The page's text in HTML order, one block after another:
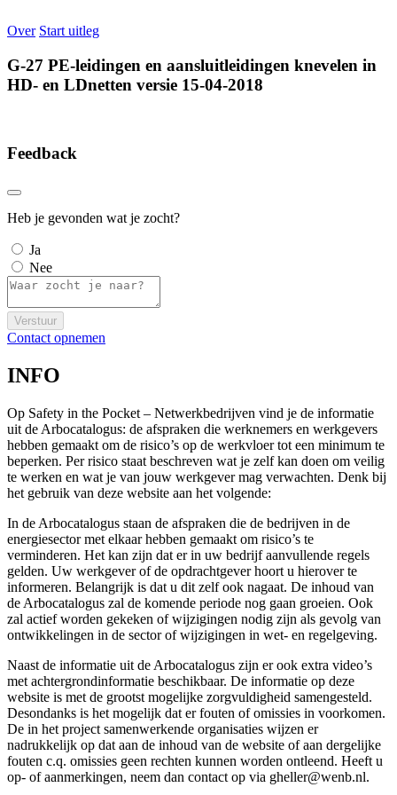
Over Start uitleg
G-27 PE-leidingen en aansluitleidingen knevelen in
HD- en LDnetten versie 15-04-2018
Feedback
Heb je gevonden wat je zocht?
Ja
Nee
Verstuur
Contact opnemen
INFO
Op Safety in the Pocket – Netwerkbedrijven vind je de informatie
uit de Arbocatalogus: de afspraken die werknemers en werkgevers
hebben gemaakt om de risico’s op de werkvloer tot een minimum te
beperken. Per risico staat beschreven wat je zelf kan doen om veilig
te werken en wat je van jouw werkgever mag verwachten. Denk bij
het gebruik van deze website aan het volgende:
In de Arbocatalogus staan de afspraken die de bedrijven in de
energiesector met elkaar hebben gemaakt om risico’s te
verminderen. Het kan zijn dat er in uw bedrijf aanvullende regels
gelden. Uw werkgever of de opdrachtgever hoort u hierover te
informeren. Belangrijk is dat u dit zelf ook nagaat. De inhoud van
de Arbocatalogus zal de komende periode nog gaan groeien. Ook
zal actief worden gekeken of wijzigingen nodig zijn als gevolg van
ontwikkelingen in de sector of wijzigingen in wet- en regelgeving.
Naast de informatie uit de Arbocatalogus zijn er ook extra video’s
met achtergrondinformatie beschikbaar. De informatie op deze
website is met de grootst mogelijke zorgvuldigheid samengesteld.
Desondanks is het mogelijk dat er fouten of omissies in voorkomen.
De in het project samenwerkende organisaties wijzen er
nadrukkelijk op dat aan de inhoud van de website of aan dergelijke
fouten c.q. omissies geen rechten kunnen worden ontleend. Heeft u
op- of aanmerkingen, neem dan contact op via gheller@wenb.nl.